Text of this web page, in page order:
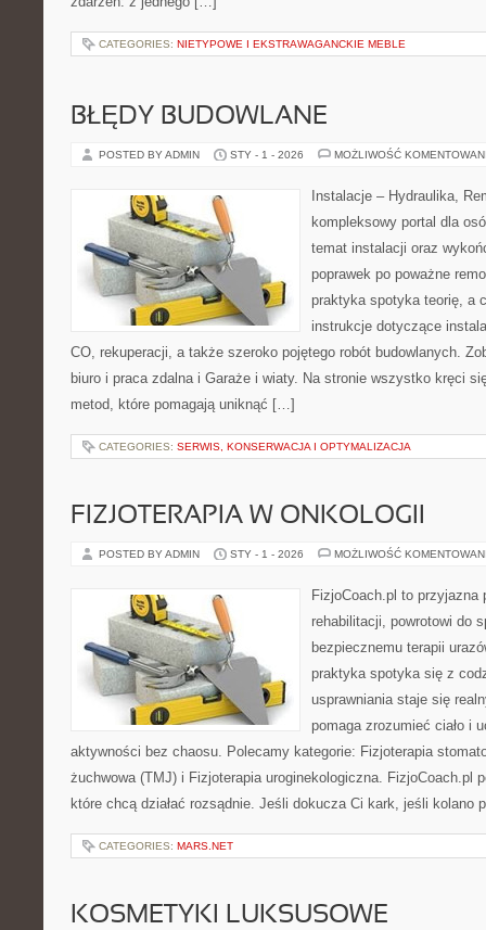
CATEGORIES: NIETYPOWE I EKSTRAWAGANCKIE MEBLE
BŁĘDY BUDOWLANE
POSTED BY ADMIN STY - 1 - 2026 MOŻLIWOŚĆ
Instalacje – Hydraulika,
kompleksowy portal dla
temat instalacji oraz
poprawek po poważne
praktyka spotyka teorię, a
instrukcje dotyczące
CO, rekuperacji, a także szeroko pojętego robót budowlanych.
biuro i praca zdalna i Garaże i wiaty. Na stronie wszystko kręci
metod, które pomagają uniknąć […]
CATEGORIES: SERWIS, KONSERWACJA I OPTYMALIZACJA
FIZJOTERAPIA W ONKOLOGII
POSTED BY ADMIN STY - 1 - 2026 MOŻLIWOŚĆ
FizjoCoach.pl to przyjazna
rehabilitacji, powrotowi do
bezpiecznemu terapii
praktyka spotyka się z
usprawniania staje się
pomaga zrozumieć ciało i
aktywności bez chaosu. Polecamy kategorie: Fizjoterapia
żuchwowa (TMJ) i Fizjoterapia uroginekologiczna. FizjoCoach.pl
które chcą działać rozsądnie. Jeśli dokucza Ci kark, jeśli kolano
CATEGORIES: MARS.NET
KOSMETYKI LUKSUSOWE